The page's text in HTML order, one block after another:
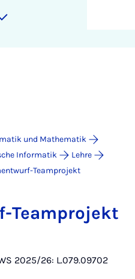
und Mathematik
Informatik
Lehre
Teamprojekt
Team­pro­jekt
2025/26: L.079.09702